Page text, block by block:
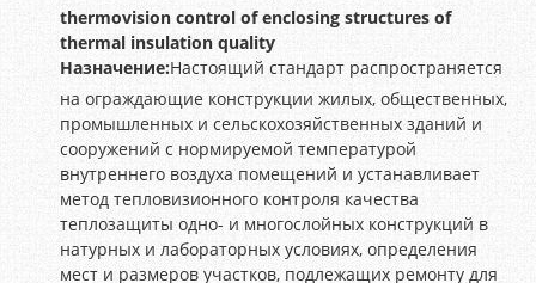
thermovision control of enclosing structures of
thermal insulation quality
Назначение:Настоящий стандарт распространяется
на ограждающие конструкции жилых, общественных,
промышленных и сельскохозяйственных зданий и
сооружений с нормируемой температурой
внутреннего воздуха помещений и устанавливает
метод тепловизионного контроля качества
теплозащиты одно- и многослойных конструкций в
натурных и лабораторных условиях, определения
мест и размеров участков, подлежащих ремонту для